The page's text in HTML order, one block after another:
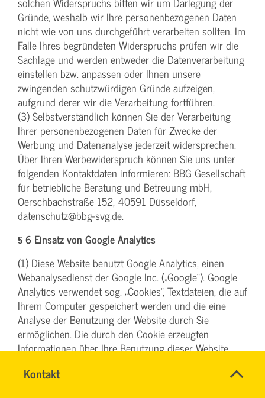
Kontakt
INGO
Name*
Gründe, weshalb wir Ihre personenbezogenen Daten
nicht wie von uns durchgeführt verarbeiten sollten. Im
Falle Ihres begründeten Widerspruchs prüfen wir die
Sachlage und werden entweder die Datenverarbeitung
einstellen bzw. anpassen oder Ihnen unsere
zwingenden schutzwürdigen Gründe aufzeigen,
aufgrund derer wir die Verarbeitung fortführen.
(3) Selbstverständlich können Sie der Verarbeitung
Ihrer personenbezogenen Daten für Zwecke der
Werbung und Datenanalyse jederzeit widersprechen.
Über Ihren Werbewiderspruch können Sie uns unter
folgenden Kontaktdaten informieren: BBG Gesellschaft
für betriebliche Beratung und Betreuung mbH,
Oerschbachstraße 152, 40591 Düsseldorf,
datenschutz@bbg-svg.de.
§ 6 Einsatz von Google Analytics
(1) Diese Website benutzt Google Analytics, einen
Webanalysedienst der Google Inc. („Google“). Google
Analytics verwendet sog. „Cookies“, Textdateien, die auf
Ihrem Computer gespeichert werden und die eine
Analyse der Benutzung der Website durch Sie
ermöglichen. Die durch den Cookie erzeugten
Informationen über Ihre Benutzung dieser Website
den USA übertragen und dort gespeichert. Im Falle der